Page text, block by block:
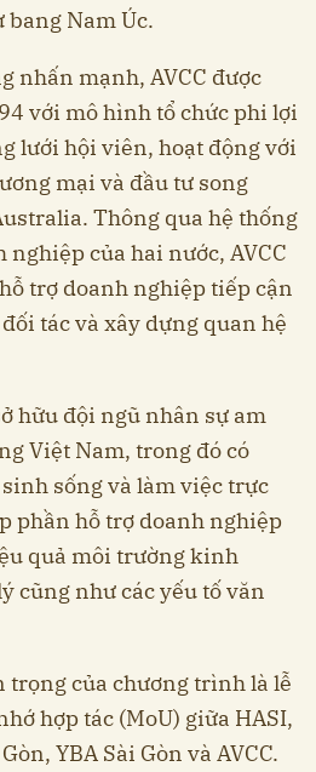
Nam Úc.
nhấn mạnh, AVCC được
với mô hình tổ chức phi lợi
lưới hội viên, hoạt động với
mại và đầu tư song
Thông qua hệ thống
của hai nước, AVCC
trợ doanh nghiệp tiếp cận
tác và xây dựng quan hệ
hữu đội ngũ nhân sự am
Việt Nam, trong đó có
sống và làm việc trực
phần hỗ trợ doanh nghiệp
quả môi trường kinh
cũng như các yếu tố văn
trọng của chương trình là lễ
hợp tác (MoU) giữa HASI,
YBA Sài Gòn và AVCC.